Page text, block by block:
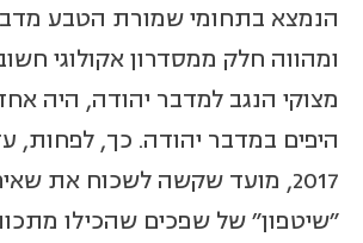
הנמצא בתחומי שמורת הטבע
ומהווה חלק ממסדרון אקולוגי
מצוקי הנגב למדבר יהודה, היה
2017, מועד שקשה לשכוח את
"שיטפון" של שפכים שהכילו